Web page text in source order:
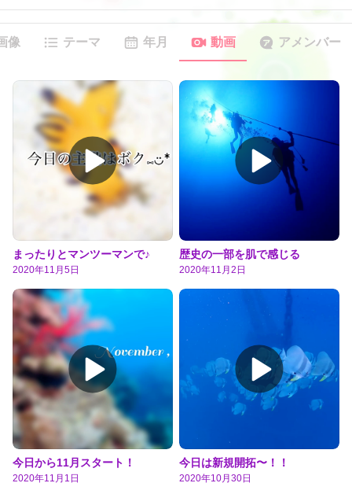
像 テーマ 年月 動画 アメンバー
まったりとマンツーマンで♪
2020年11月5日
歴史の一部を肌で感じる
2020年11月2日
今日から11月スタート！
2020年11月1日
今日は新規開拓〜！！
2020年10月30日